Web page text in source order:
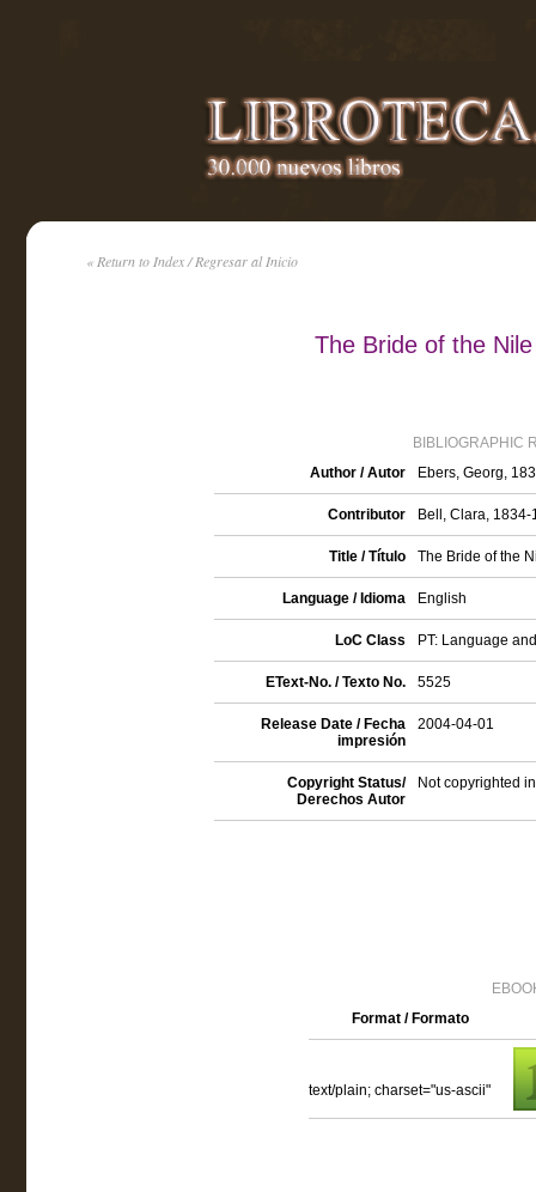
« Return to Index / Regresar al Inicio
The Bride of the
BIBLIOGRAPHIC
Author / Autor
Ebers, Georg,
Contributor Bell, Clara,
Title / Título The Bride of the
Language / Idioma English
LoC Class PT: Language
EText-No. / Texto No. 5525
Release Date / Fecha
impresión
2004-04-01
Copyright Status/
Derechos Autor
Not copyrighted
Format / Formato
text/plain; charset="us-ascii"